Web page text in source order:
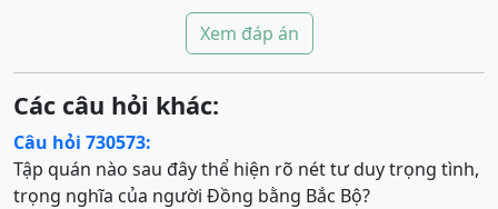
Xem đáp án
Các câu hỏi khác:
Câu hỏi 730573:
Tập quán nào sau đây thể hiện rõ nét tư duy trọng tình,
trọng nghĩa của người Đồng bằng Bắc Bộ?